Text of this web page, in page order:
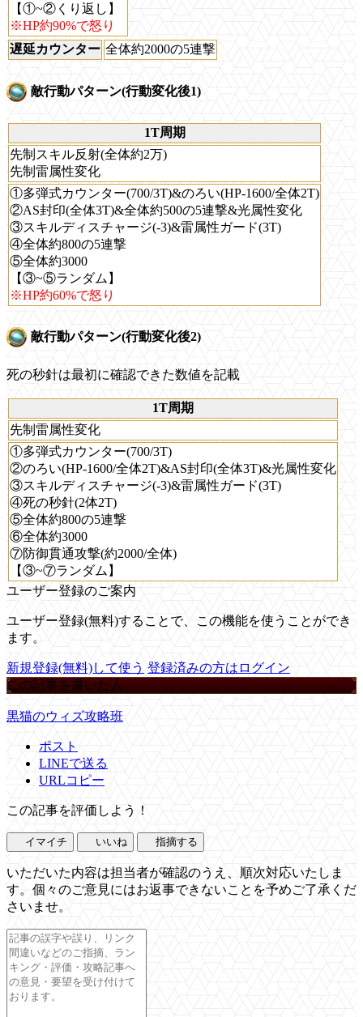
【①~②くり返し】
※HP約90%で怒り
遅延カウンター 全体約2000の5連撃
敵行動パターン(行動変化後1)
1T周期
先制スキル反射(全体約2万)
先制雷属性変化
①多弾式カウンター(700/3T)&のろい(HP-1600/全体2T)
②AS封印(全体3T)&全体約500の5連撃&光属性変化
③スキルディスチャージ(-3)&雷属性ガード(3T)
④全体約800の5連撃
⑤全体約3000
【③~⑤ランダム】
※HP約60%で怒り
敵行動パターン(行動変化後2)
死の秒針は最初に確認できた数値を記載
1T周期
先制雷属性変化
①多弾式カウンター(700/3T)
②のろい(HP-1600/全体2T)&AS封印(全体3T)&光属性変化
③スキルディスチャージ(-3)&雷属性ガード(3T)
④死の秒針(2体2T)
⑤全体約800の5連撃
⑥全体約3000
⑦防御貫通攻撃(約2000/全体)
【③~⑦ランダム】
ユーザー登録のご案内
ユーザー登録(無料)することで、この機能を使うことができ
ます。
新規登録(無料)して使う 登録済みの方はログイン
この記事を書いた人
黒猫のウィズ攻略班
ポスト
LINEで送る
URLコピー
この記事を評価しよう！
イマイチ いいね 指摘する
いただいた内容は担当者が確認のうえ、順次対応いたしま
す。個々のご意見にはお返事できないことを予めご了承くだ
さいませ。